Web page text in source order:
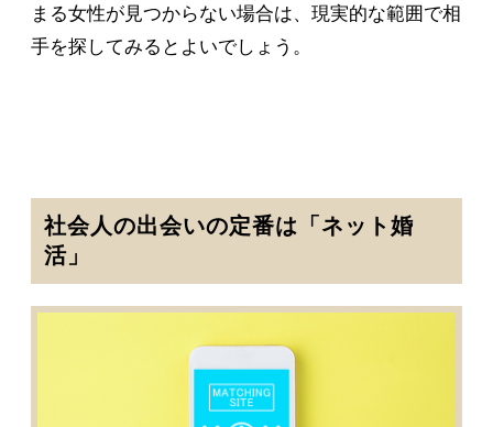
まる女性が見つからない場合は、現実的な範囲で相
手を探してみるとよいでしょう。
社会人の出会いの定番は「ネット婚
活」